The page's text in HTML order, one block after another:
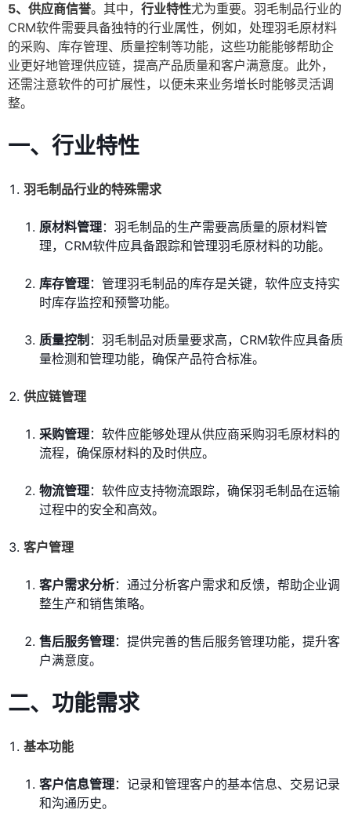
5、供应商信誉。其中， 行业特性尤为重要。羽毛制品行业的
CRM软件需要具备独特的行业属性，例如，处理羽毛原材料
的采购、库存管理、质量控制等功能，这些功能能够帮助企
业更好地管理供应链，提高产品质量和客户满意度。此外，
还需注意软件的可扩展性，以便未来业务增长时能够灵活调
整。
一、 行业特性
羽毛制品行业的特殊需求
原材料管理：羽毛制品的生产需要高质量的原材料管
理，CRM软件应具备跟踪和管理羽毛原材料的功能。
库存管理：管理羽毛制品的库存是关键，软件应支持实
时库存监控和预警功能。
质量控制 ：羽毛制品对质量要求高，CRM软件应具备质
量检测和管理功能，确保产品符合标准。
供应链管理
采购管理：软件应能够处理从供应商采购羽毛原材料的
流程，确保原材料的及时供应。
物流管理：软件应支持物流跟踪，确保羽毛制品在运输
过程中的安全和高效。
客户管理
客户需求分析：通过分析客户需求和反馈，帮助企业调
整生产和销售策略。
售后服务管理：提供完善的售后服务管理功能，提升客
户满意度。
二、 功能需求
基本功能
客户信息管理：记录和管理客户的基本信息、交易记录
和沟通历史。